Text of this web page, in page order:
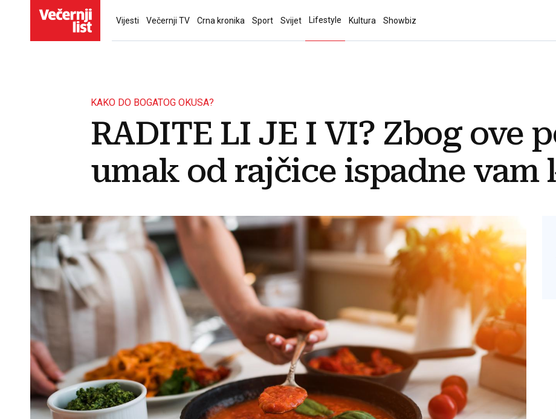
Vijesti Večernji TV Crna kronika Sport Svijet Lifestyle Kultura Showbiz
KAKO DO BOGATOG OKUSA?
RADITE LI JE I VI? Zbog ove
umak od rajčice ispadne vam